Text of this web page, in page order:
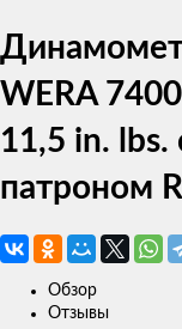
WERA
11,5 in.
патроном
Обзор
Отзывы